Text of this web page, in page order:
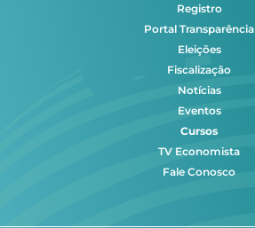
Registro
Portal Transparência
Eleições
Fiscalização
Notícias
Eventos
Cursos
TV Economista
Fale Conosco